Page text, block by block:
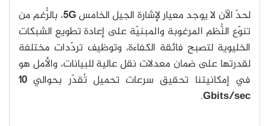
لحدّ الآن لا يوجد معيار لإشارة الجيل الخامس 5G ، بالرُّغم من
تنوّع النُّظم المرغوبة والمبنيّة على إعادة تطويع الشبكات
الخليوية لتصبح فائقة الكفاءة، وتوظيف تردّدات مختلفة
لقدرتها على ضمان معدلات نقل عالية للبيانات، والأمل هو
في إمكانيتنا تحقيق سرعات تحميل تُقدّر بحوالي 10
Gbits/sec
.